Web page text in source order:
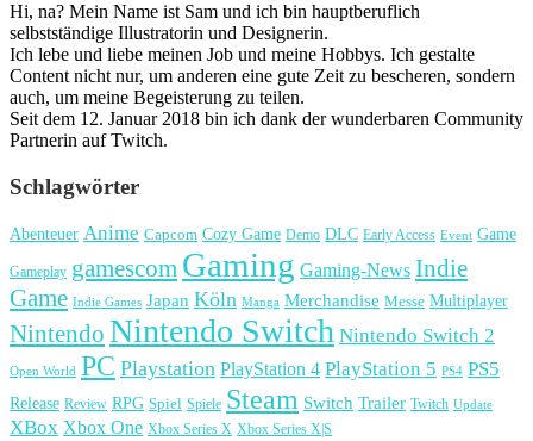
Hi, na? Mein Name ist Sam und ich bin hauptberuflich
selbstständige Illustratorin und Designerin.
Ich lebe und liebe meinen Job und meine Hobbys. Ich gestalte
Content nicht nur, um anderen eine gute Zeit zu bescheren, sondern
auch, um meine Begeisterung zu teilen.
Seit dem 12. Januar 2018 bin ich dank der wunderbaren Community
Partnerin auf Twitch.
Schlagwörter
Abenteuer Anime Capcom Cozy Game Demo DLC Early Access Event Game
Gameplay gamescom Gaming Gaming-News Indie
Game Indie Games Japan Köln Manga Merchandise Messe Multiplayer
Nintendo Nintendo Switch Nintendo Switch 2
Open World PC Playstation PlayStation 4 PlayStation 5 PS4 PS5
Release Review RPG Spiel Spiele Steam Switch Trailer Twitch Update
XBox Xbox One Xbox Series X Xbox Series X|S